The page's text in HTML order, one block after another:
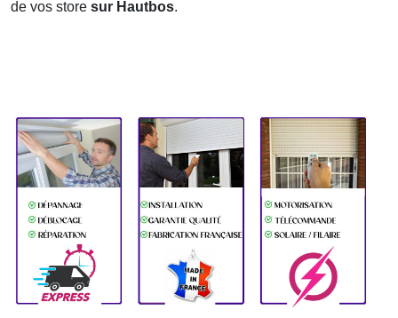
de vos store sur Hautbos.